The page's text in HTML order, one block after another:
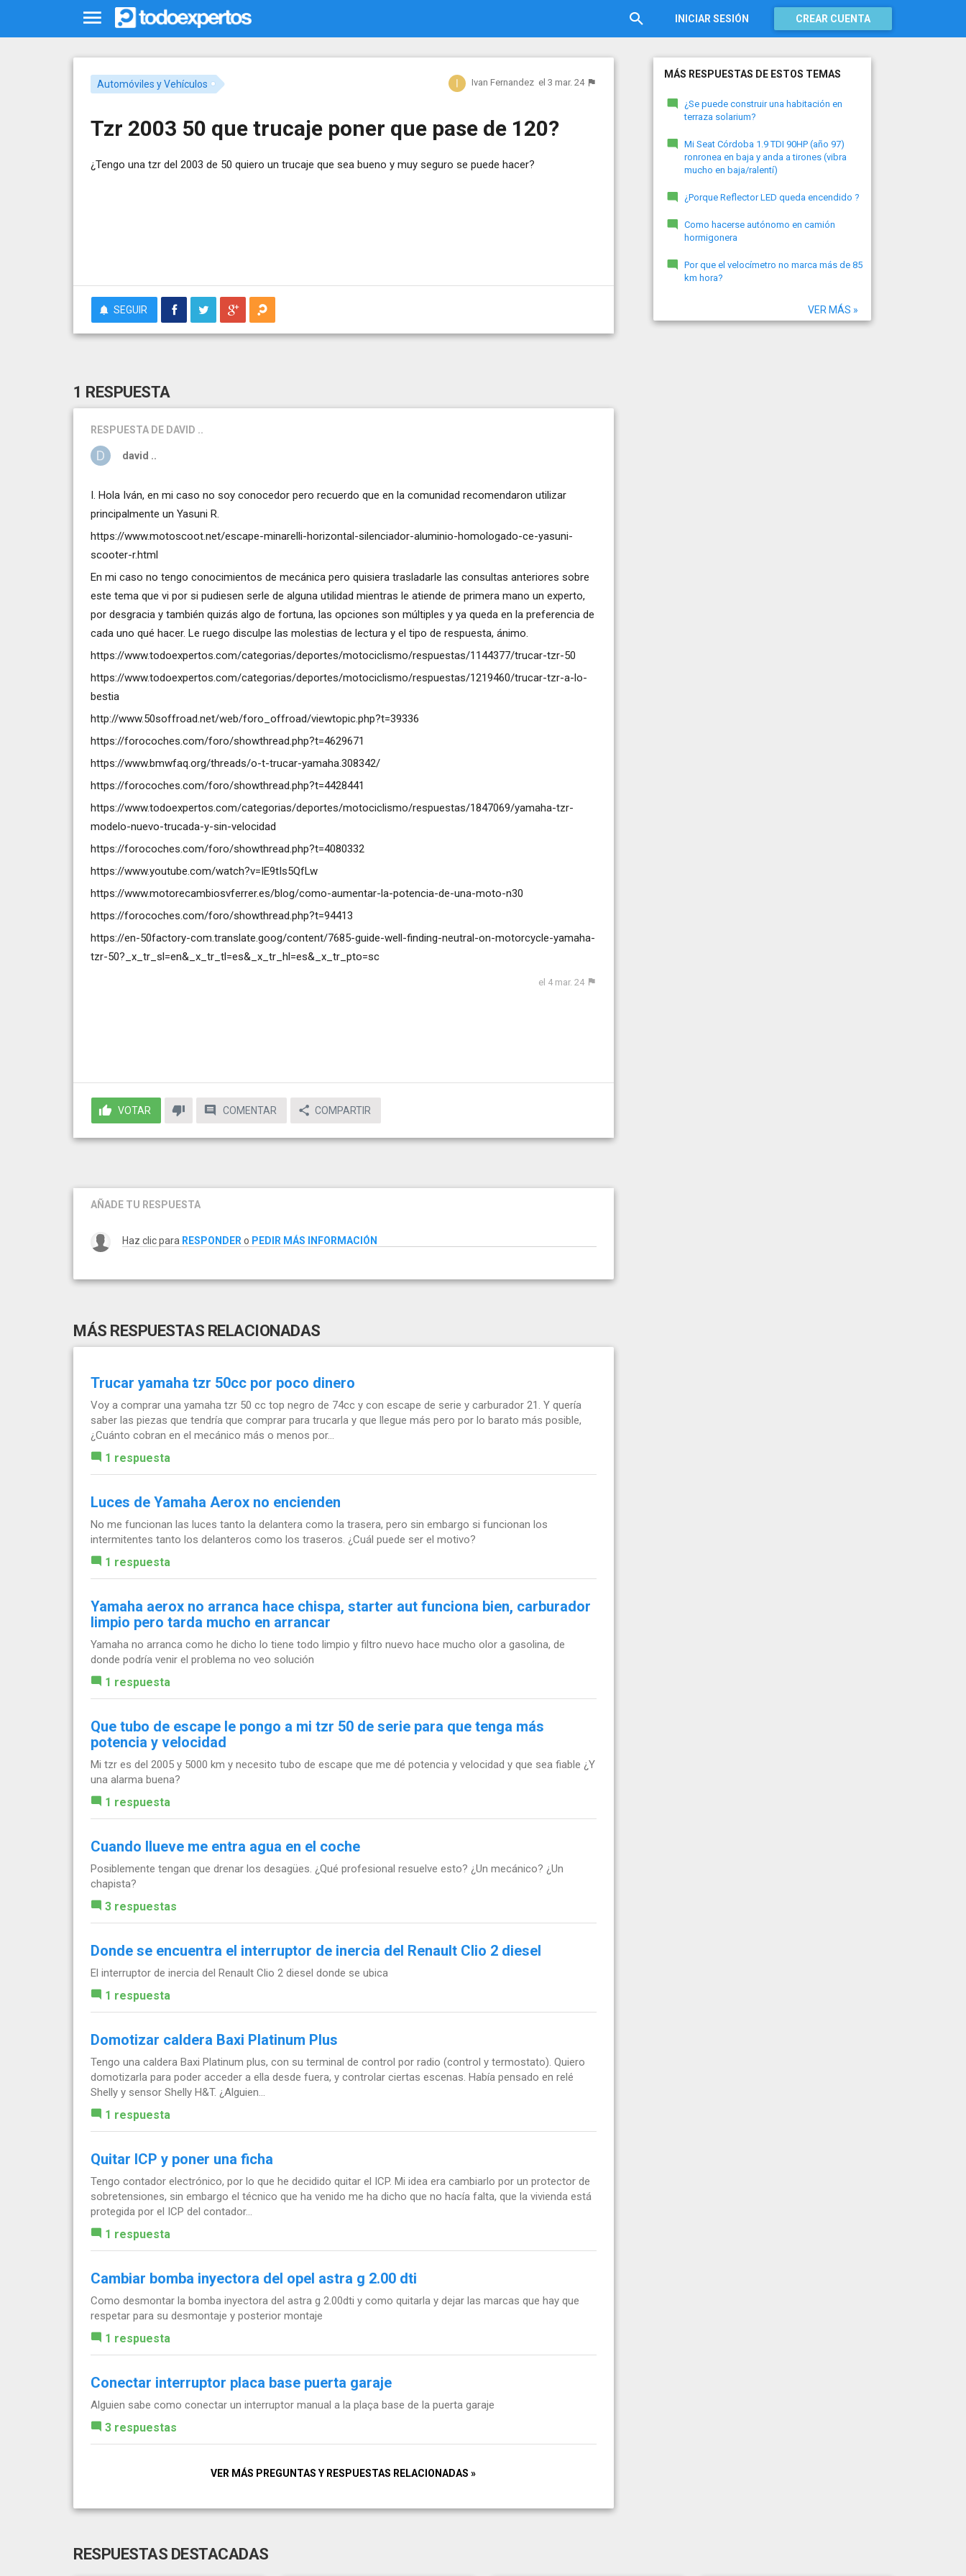
INICIAR SESIÓN CREAR CUENTA
Automóviles y Vehículos Ivan Fernandez el 3 mar. 24
Tzr 2003 50 que trucaje poner que pase de 120?
¿Tengo una tzr del 2003 de 50 quiero un trucaje que sea bueno y muy seguro se puede hacer?
SEGUIR
1 RESPUESTA
RESPUESTA DE DAVID ..
david ..
I. Hola Iván, en mi caso no soy conocedor pero recuerdo que en la comunidad recomendaron utilizar
principalmente un Yasuni R.
https://www.motoscoot.net/escape-minarelli-horizontal-silenciador-aluminio-homologado-ce-yasuni-
scooter-r.html
En mi caso no tengo conocimientos de mecánica pero quisiera trasladarle las consultas anteriores sobre
este tema que vi por si pudiesen serle de alguna utilidad mientras le atiende de primera mano un experto,
por desgracia y también quizás algo de fortuna, las opciones son múltiples y ya queda en la preferencia de
cada uno qué hacer. Le ruego disculpe las molestias de lectura y el tipo de respuesta, ánimo.
https://www.todoexpertos.com/categorias/deportes/motociclismo/respuestas/1144377/trucar-tzr-50
https://www.todoexpertos.com/categorias/deportes/motociclismo/respuestas/1219460/trucar-tzr-a-lo-
bestia
http://www.50soffroad.net/web/foro_offroad/viewtopic.php?t=39336
https://forocoches.com/foro/showthread.php?t=4629671
https://www.bmwfaq.org/threads/o-t-trucar-yamaha.308342/
https://forocoches.com/foro/showthread.php?t=4428441
https://www.todoexpertos.com/categorias/deportes/motociclismo/respuestas/1847069/yamaha-tzr-
modelo-nuevo-trucada-y-sin-velocidad
https://forocoches.com/foro/showthread.php?t=4080332
https://www.youtube.com/watch?v=IE9tIs5QfLw
https://www.motorecambiosvferrer.es/blog/como-aumentar-la-potencia-de-una-moto-n30
https://forocoches.com/foro/showthread.php?t=94413
https://en-50factory-com.translate.goog/content/7685-guide-well-finding-neutral-on-motorcycle-yamaha-
tzr-50?_x_tr_sl=en&_x_tr_tl=es&_x_tr_hl=es&_x_tr_pto=sc
el 4 mar. 24
VOTAR COMENTAR COMPARTIR
AÑADE TU RESPUESTA
Haz clic para RESPONDER o PEDIR MÁS INFORMACIÓN
MÁS RESPUESTAS RELACIONADAS
Trucar yamaha tzr 50cc por poco dinero
Voy a comprar una yamaha tzr 50 cc top negro de 74cc y con escape de serie y carburador 21. Y quería
saber las piezas que tendría que comprar para trucarla y que llegue más pero por lo barato más posible,
¿Cuánto cobran en el mecánico más o menos por...
1 respuesta
Luces de Yamaha Aerox no encienden
No me funcionan las luces tanto la delantera como la trasera, pero sin embargo si funcionan los
intermitentes tanto los delanteros como los traseros. ¿Cuál puede ser el motivo?
1 respuesta
Yamaha aerox no arranca hace chispa, starter aut funciona bien, carburador
limpio pero tarda mucho en arrancar
Yamaha no arranca como he dicho lo tiene todo limpio y filtro nuevo hace mucho olor a gasolina, de
donde podría venir el problema no veo solución
1 respuesta
Que tubo de escape le pongo a mi tzr 50 de serie para que tenga más
potencia y velocidad
Mi tzr es del 2005 y 5000 km y necesito tubo de escape que me dé potencia y velocidad y que sea fiable ¿Y
una alarma buena?
1 respuesta
Cuando llueve me entra agua en el coche
Posiblemente tengan que drenar los desagües. ¿Qué profesional resuelve esto? ¿Un mecánico? ¿Un
chapista?
3 respuestas
Donde se encuentra el interruptor de inercia del Renault Clio 2 diesel
El interruptor de inercia del Renault Clio 2 diesel donde se ubica
1 respuesta
Domotizar caldera Baxi Platinum Plus
Tengo una caldera Baxi Platinum plus, con su terminal de control por radio (control y termostato). Quiero
domotizarla para poder acceder a ella desde fuera, y controlar ciertas escenas. Había pensado en relé
Shelly y sensor Shelly H&T. ¿Alguien...
1 respuesta
Quitar ICP y poner una ficha
Tengo contador electrónico, por lo que he decidido quitar el ICP. Mi idea era cambiarlo por un protector de
sobretensiones, sin embargo el técnico que ha venido me ha dicho que no hacía falta, que la vivienda está
protegida por el ICP del contador...
1 respuesta
Cambiar bomba inyectora del opel astra g 2.00 dti
Como desmontar la bomba inyectora del astra g 2.00dti y como quitarla y dejar las marcas que hay que
respetar para su desmontaje y posterior montaje
1 respuesta
Conectar interruptor placa base puerta garaje
Alguien sabe como conectar un interruptor manual a la plaça base de la puerta garaje
3 respuestas
VER MÁS PREGUNTAS Y RESPUESTAS RELACIONADAS »
MÁS RESPUESTAS DE ESTOS TEMAS
¿Se puede construir una habitación en
terraza solarium?
Mi Seat Córdoba 1.9 TDI 90HP (año 97)
ronronea en baja y anda a tirones (vibra
mucho en baja/ralentí)
¿Porque Reflector LED queda encendido ?
Como hacerse autónomo en camión
hormigonera
Por que el velocímetro no marca más de 85
km hora?
VER MÁS »
RESPUESTAS DESTACADAS